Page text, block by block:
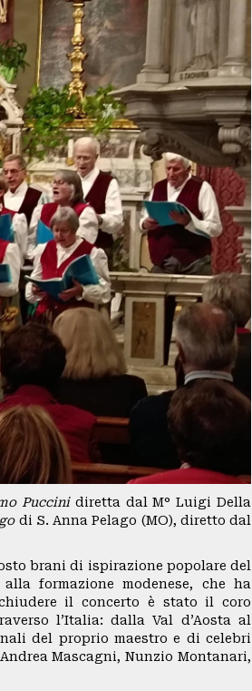
Puccinidiretta dal M° Luigi Della
di S. Anna Pelago (MO), diretto dal
brani di ispirazione popolare del
formazione modenese, che ha
il concerto è stato il coro
l’Italia: dalla Val d’Aosta al
del proprio maestro e di celebri
Mascagni, Nunzio Montanari,